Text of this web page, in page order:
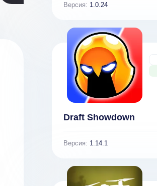
Версия: 1.0.24
Draft Showdown
Версия: 1.14.1